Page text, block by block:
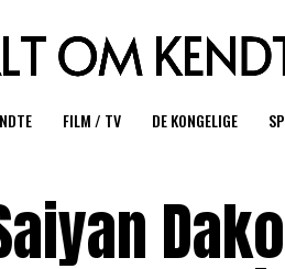
FILM / TV DE KONGELIGE